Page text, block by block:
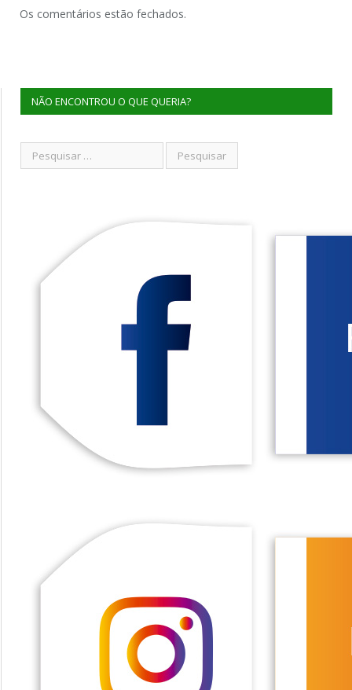
Os comentários estão fechados.
NÃO ENCONTROU O QUE QUERIA?